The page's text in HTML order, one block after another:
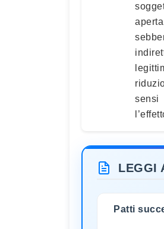
sensi
LEGGI
Patti